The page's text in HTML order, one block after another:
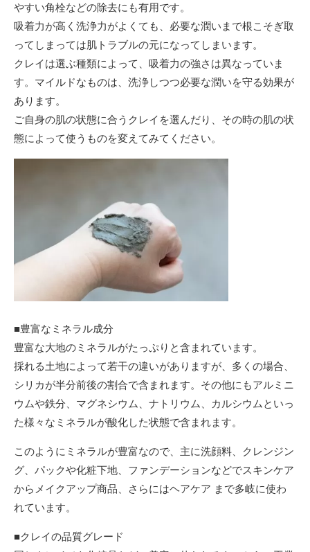
やすい角栓などの除去にも有用です。
吸着力が高く洗浄力がよくても、必要な潤いまで根こそぎ取
ってしまっては肌トラブルの元になってしまいます。
クレイは選ぶ種類によって、吸着力の強さは異なっていま
す。マイルドなものは、洗浄しつつ必要な潤いを守る効果が
あります。
ご自身の肌の状態に合うクレイを選んだり、その時の肌の状
態によって使うものを変えてみてください。
■豊富なミネラル成分
豊富な大地のミネラルがたっぷりと含まれています。
採れる土地によって若干の違いがありますが、多くの場合、
シリカが半分前後の割合で含まれます。その他にもアルミニ
ウムや鉄分、マグネシウム、ナトリウム、カルシウムといっ
た様々なミネラルが酸化した状態で含まれます。
このようにミネラルが豊富なので、主に洗顔料、クレンジン
グ、パックや化粧下地、ファンデーションなどでスキンケア
からメイクアップ商品、さらにはヘアケア まで多岐に使わ
れています。
■クレイの品質グレード